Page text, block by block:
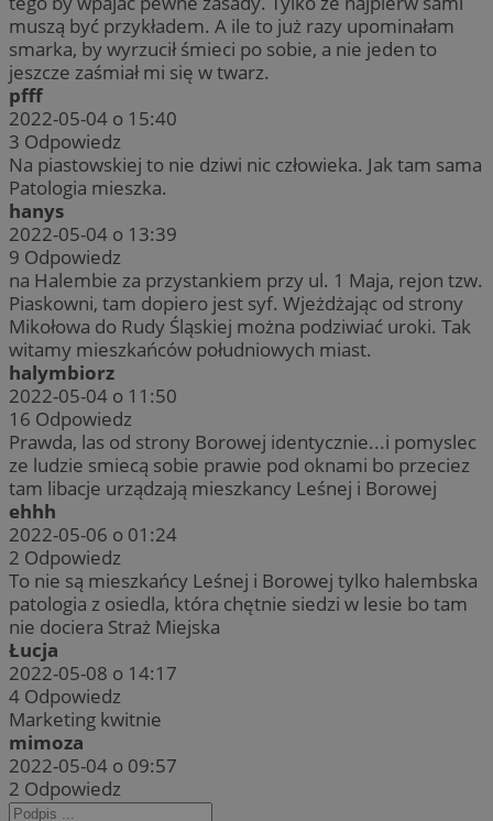
muszą być przykładem. A ile to już razy upominałam
smarka, by wyrzucił śmieci po sobie, a nie jeden to
jeszcze zaśmiał mi się w twarz.
pfff
2022-05-04 o 15:40
3 Odpowiedz
Na piastowskiej to nie dziwi nic człowieka. Jak tam sama
Patologia mieszka.
hanys
2022-05-04 o 13:39
9 Odpowiedz
na Halembie za przystankiem przy ul. 1 Maja, rejon tzw.
Piaskowni, tam dopiero jest syf. Wjeżdżając od strony
Mikołowa do Rudy Śląskiej można podziwiać uroki. Tak
witamy mieszkańców południowych miast.
halymbiorz
2022-05-04 o 11:50
16 Odpowiedz
Prawda, las od strony Borowej identycznie...i pomyslec
ze ludzie smiecą sobie prawie pod oknami bo przeciez
tam libacje urządzają mieszkancy Leśnej i Borowej
ehhh
2022-05-06 o 01:24
2 Odpowiedz
To nie są mieszkańcy Leśnej i Borowej tylko halembska
patologia z osiedla, która chętnie siedzi w lesie bo tam
nie dociera Straż Miejska
Łucja
2022-05-08 o 14:17
4 Odpowiedz
Marketing kwitnie
mimoza
2022-05-04 o 09:57
2 Odpowiedz